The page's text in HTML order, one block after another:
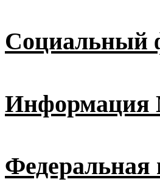
Социальный
Информация
Федеральная